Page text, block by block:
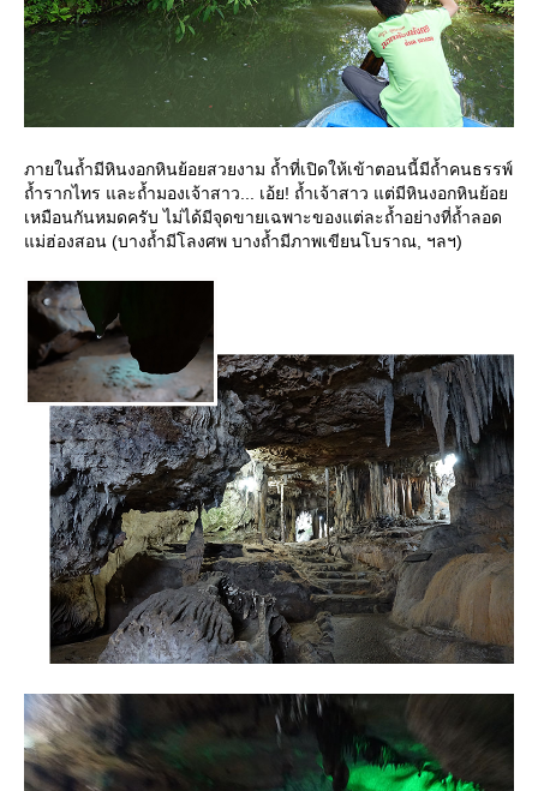
ภายในถ้ำมีหินงอกหินย้อยสวยงาม ถ้ำที่เปิดให้เข้าตอนนี้มีถ้ำคนธรรพ์
ถ้ำรากไทร และถ้ำมองเจ้าสาว... เอ้ย! ถ้ำเจ้าสาว แต่มีหินงอกหินย้อ
เหมือนกันหมดครับ ไม่ได้มีจุดขายเฉพาะของแต่ละถ้ำอย่างที่ถ้ำลอด
ม่ฮ่องสอน (บางถ้ำมีโลงศพ บางถ้ำมีภาพเขียนโบราณ, ฯลฯ)